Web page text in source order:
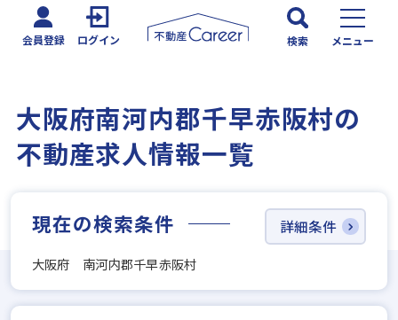
会員登録 ログイン 検索 メニュー
大阪府南河内郡千早赤阪村の
不動産求人情報一覧
現在の検索条件
大阪府 南河内郡千早赤阪村
詳細条件